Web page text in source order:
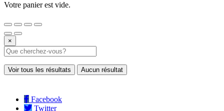
Votre panier est vide.
×
Voir tous les résultats Aucun résultat
Facebook
Twitter